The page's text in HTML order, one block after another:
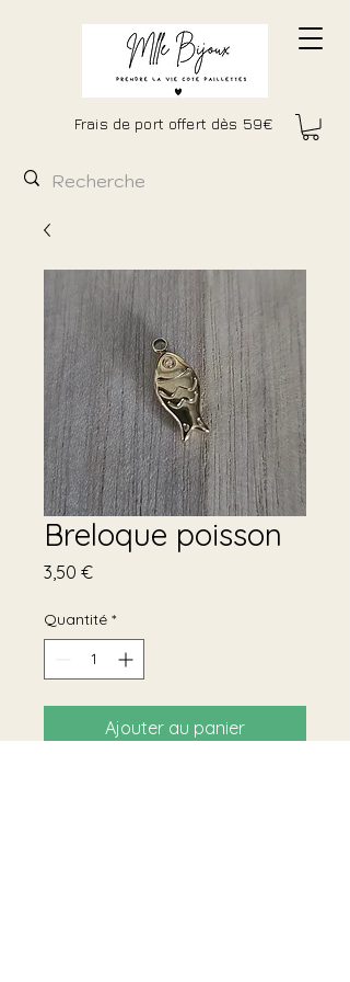
Frais de port offert dès 59€
Breloque poisson
3,50 €Prix
Quantité *
Ajouter au panier